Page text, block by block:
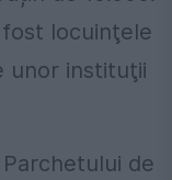
locuinţele
unor instituţii
de